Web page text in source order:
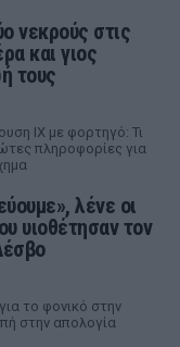
νεκρούς στις
και γιος
τους
ΙΧ με φορτηγό: Τι
πληροφορίες για
λένε οι
υιοθέτησαν τον
το φονικό στην
στην απολογία